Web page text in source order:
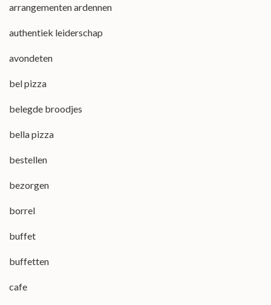
arrangementen ardennen
authentiek leiderschap
avondeten
bel pizza
belegde broodjes
bella pizza
bestellen
bezorgen
borrel
buffet
buffetten
cafe